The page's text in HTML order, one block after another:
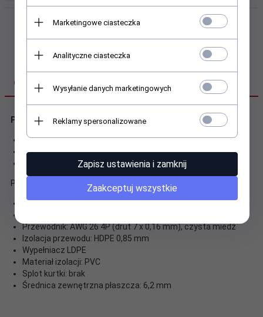
OPIS PRODUKTU
Patch cord kat.6 miedź UTP 5m szary
Kabel lan miedziany CAT6, nieekranowany (UTP), 8P8C
Idealne połączenie
Pozłacane styki
Pozostałe parametry:
Pasmo częstotliwości: maksymalnie 250 MHz
Przewodnik: AWG 26 4P (drut 7 x 0,16 mm), czysta miedź
Izolacja przewodu: HDPE 0,85 mm
Wypełniacz LDPE
Materiał izolacji: PVC
Splot kurtki: brak
Średnica zewnętrzna płaszcza: 6,2 mm
Marketingowe ciasteczka
Analityczne ciasteczka
Wysyłanie danych marketingowych
Reklamy spersonalizowane
Zapisz ustawienia i zamknij
Zaakceptuj wszystkie